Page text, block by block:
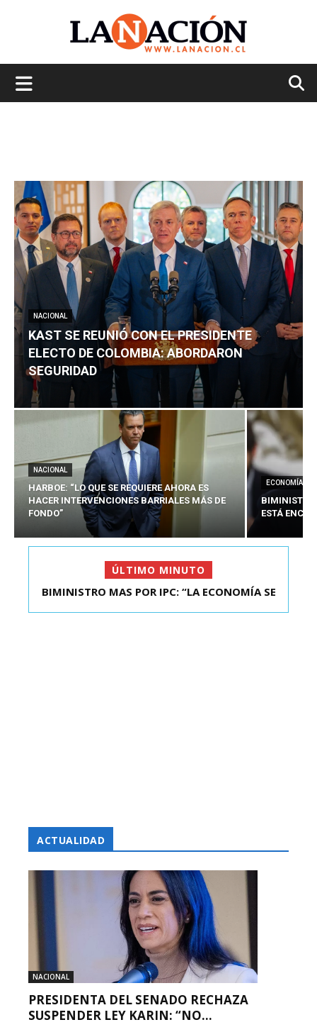
NACIONAL
KAST SE REUNIÓ CON EL PRESIDENTE
ELECTO DE COLOMBIA: ABORDARON
SEGURIDAD
NACIONAL
HARBOE: “LO QUE SE REQUIERE AHORA ES
HACER INTERVENCIONES BARRIALES MÁS DE
FONDO”
ECONOMÍA
BIMINISTRO
ESTÁ
ÚLTIMO MINUTO
KAST SE REUNIÓ CON EL PRESIDENTE ELECTO DE
BIMINISTRO MAS POR IPC: “LA ECONOMÍA SE
ACTUALIDAD
NACIONAL
PRESIDENTA DEL SENADO RECHAZA
SUSPENDER LEY KARIN: “NO...